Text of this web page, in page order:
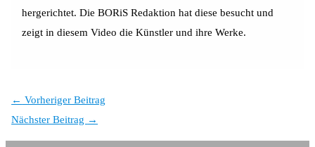
hergerichtet. Die BORiS Redaktion hat diese besucht und
zeigt in diesem Video die Künstler und ihre Werke.
← Vorheriger Beitrag
Nächster Beitrag →